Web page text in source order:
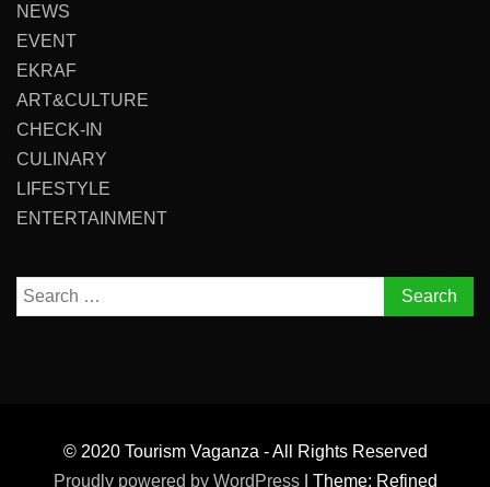
NEWS
EVENT
EKRAF
ART&CULTURE
CHECK-IN
CULINARY
LIFESTYLE
ENTERTAINMENT
Search
for:
© 2020 Tourism Vaganza - All Rights Reserved
Proudly powered by WordPress
Theme: Refined